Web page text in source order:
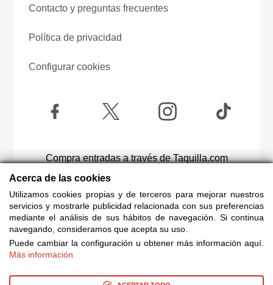
Contacto y preguntas frecuentes
Política de privacidad
Configurar cookies
Compra entradas a través de Taquilla.com
© Copyright 2014-2026 Ociocultura Network SL. - All
Rights Reserved
Acerca de las cookies
Utilizamos cookies propias y de terceros para mejorar nuestros
servicios y mostrarle publicidad relacionada con sus preferencias
mediante el análisis de sus hábitos de navegación. Si continua
navegando, consideramos que acepta su uso.
Puede cambiar la configuración u obtener más información aquí.
Más información